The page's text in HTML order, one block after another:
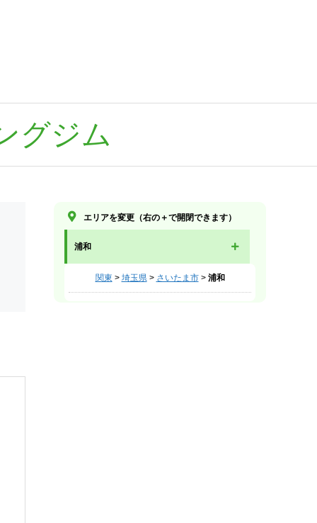
グジム
エリアを変更（右の＋で開閉できます）
浦和
関東 > 埼玉県> さいたま市> 浦和